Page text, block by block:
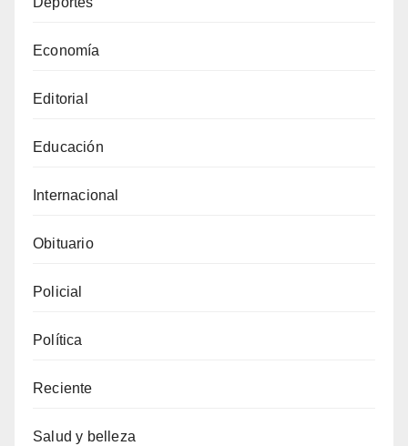
Economía
Editorial
Educación
Internacional
Obituario
Policial
Política
Reciente
Salud y belleza